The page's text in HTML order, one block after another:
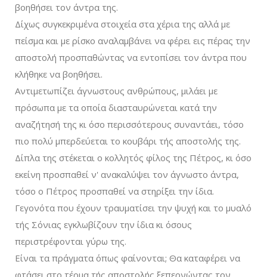
βοηθήσει τον άντρα της.
Δίχως συγκεκριμένα στοιχεία στα χέρια της αλλά με
πείσμα και με ρίσκο αναλαμβάνει να φέρει εις πέρας την
αποστολή προσπαθώντας να εντοπίσει τον άντρα που
κλήθηκε να βοηθήσει.
Αντιμετωπίζει άγνωστους ανθρώπους, μιλάει με
πρόσωπα με τα οποία διασταυρώνεται κατά την
αναζήτησή της κι όσο περισσότερους συναντάει, τόσο
πιο πολύ μπερδεύεται το κουβάρι τής αποστολής της.
Δίπλα της στέκεται ο κολλητός φίλος της Πέτρος, κι όσο
εκείνη προσπαθεί ν' ανακαλύψει τον άγνωστο άντρα,
τόσο ο Πέτρος προσπαθεί να στηρίξει την ίδια.
Γεγονότα που έχουν τραυματίσει την ψυχή και το μυαλό
τής Σόνιας εγκλωβίζουν την ίδια κι όσους
περιστρέφονται γύρω της.
Είναι τα πράγματα όπως φαίνονται; Θα καταφέρει να
φτάσει στο τέρμα τής αποστολής ξεπερνώντας τον